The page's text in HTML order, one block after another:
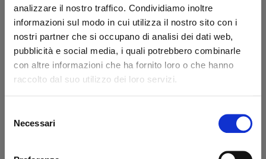
analizzare il nostro traffico. Condividiamo inoltre
informazioni sul modo in cui utilizza il nostro sito con i
nostri partner che si occupano di analisi dei dati web,
pubblicità e social media, i quali potrebbero combinarle
con altre informazioni che ha fornito loro o che hanno
raccolto dal suo utilizzo dei loro servizi.
delNecessari
Riferimento originale Elefantcar codice CON0009
Dicono di noi
Ottimo